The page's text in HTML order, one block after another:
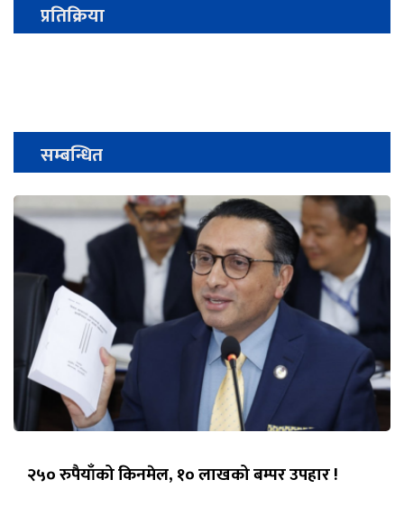
प्रतिक्रिया
सम्बन्धित
२५० रुपैयाँको किनमेल, १० लाखको बम्पर उपहार !